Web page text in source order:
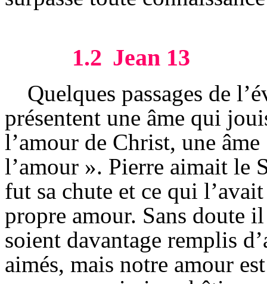
1.2 Jean 13
Quelques passages de
présentent une âme qui
l’amour de Christ, une
l’amour ». Pierre aimait le
fut sa chute et ce qui l’avait
propre amour. Sans doute
soient davantage remplis
aimés, mais notre amour